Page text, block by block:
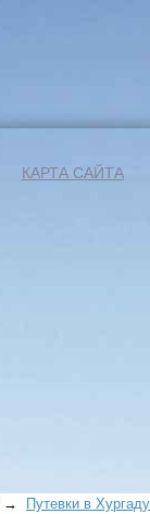
КАРТА САЙТА
→
Путевки в Xуpгaду